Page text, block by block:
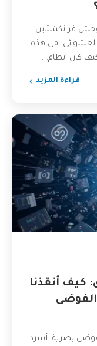
وحش فرانكشتاين
في هذه
كان 'نظام...
قراءة المزيد
للأزرق: كيف أنقذنا
بصرية، أسرد